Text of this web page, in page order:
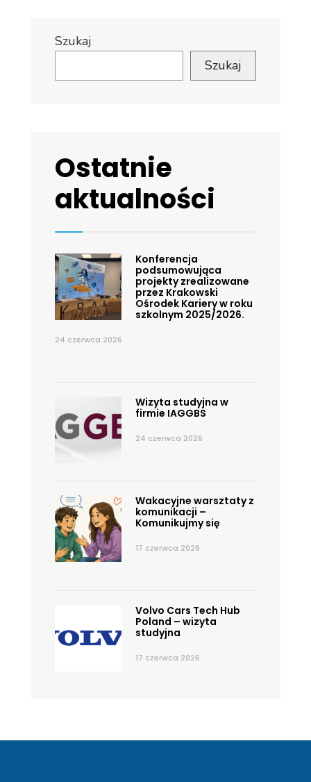
Szukaj
Szukaj
Ostatnie
aktualności
Konferencja
podsumowująca
projekty zrealizowane
przez Krakowski
Ośrodek Kariery w roku
szkolnym 2025/2026.
24 czerwca 2026
Wizyta studyjna w
firmie IAGGBS
24 czerwca 2026
Wakacyjne warsztaty z
komunikacji –
Komunikujmy się
17 czerwca 2026
Volvo Cars Tech Hub
Poland – wizyta
studyjna
17 czerwca 2026